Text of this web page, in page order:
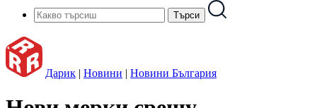
Дарик | Новини | Новини България